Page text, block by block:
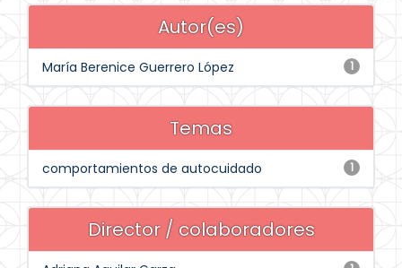
Autor(es)
1
María Berenice Guerrero López
Temas
1
comportamientos de autocuidado
Director / colaboradores